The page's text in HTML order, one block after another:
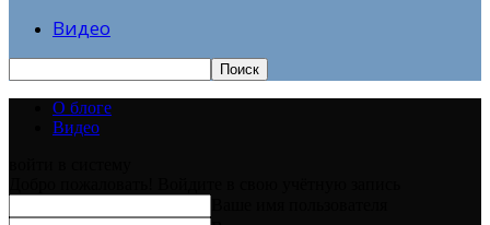
Видео
О блоге
Видео